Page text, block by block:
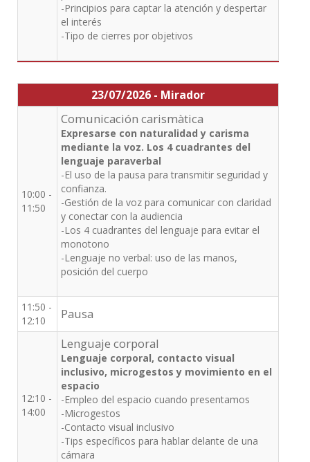
-Principios para captar la atención y despertar
el interés
-Tipo de cierres por objetivos
23/07/2026 - Mirador
10:00 -
11:50
Comunicación carismàtica
Expresarse con naturalidad y carisma
mediante la voz. Los 4 cuadrantes del
lenguaje paraverbal
-El uso de la pausa para transmitir seguridad y
confianza.
-Gestión de la voz para comunicar con claridad
y conectar con la audiencia
-Los 4 cuadrantes del lenguaje para evitar el
monotono
-Lenguaje no verbal: uso de las manos,
posición del cuerpo
11:50 -
12:10
Pausa
12:10 -
14:00
Lenguaje corporal
Lenguaje corporal, contacto visual
inclusivo, microgestos y movimiento en el
espacio
-Empleo del espacio cuando presentamos
-Microgestos
-Contacto visual inclusivo
-Tips específicos para hablar delante de una
cámara